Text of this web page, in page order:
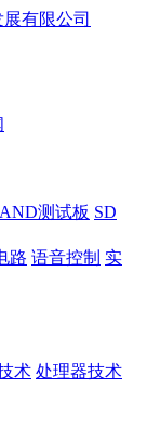
测试板 SD
路 语音控制 实
术 处理器技术